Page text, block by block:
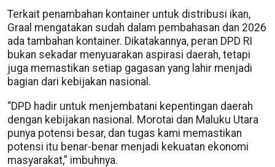
Terkait penambahan kontainer untuk distribusi ikan,
Graal mengatakan sudah dalam pembahasan dan 2026
ada tambahan kontainer. Dikatakannya, peran DPD RI
bukan sekadar menyuarakan aspirasi daerah, tetapi
juga memastikan setiap gagasan yang lahir menjadi
bagian dari kebijakan nasional.
“DPD hadir untuk menjembatani kepentingan daerah
dengan kebijakan nasional. Morotai dan Maluku Utara
punya potensi besar, dan tugas kami memastikan
potensi itu benar-benar menjadi kekuatan ekonomi
masyarakat,” imbuhnya.